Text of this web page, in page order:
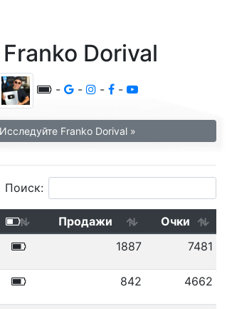
Dorival
- - - -
Исследуйте Franko Dorival »
Поиск:
Продажи
Очки
1887 7481
842 4662